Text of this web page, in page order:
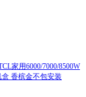
家用6000/7000/8500W
香槟金不包安装